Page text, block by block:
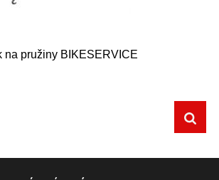
na pružiny BIKESERVICE